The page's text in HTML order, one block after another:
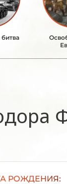
РОЖДЕНИЯ: